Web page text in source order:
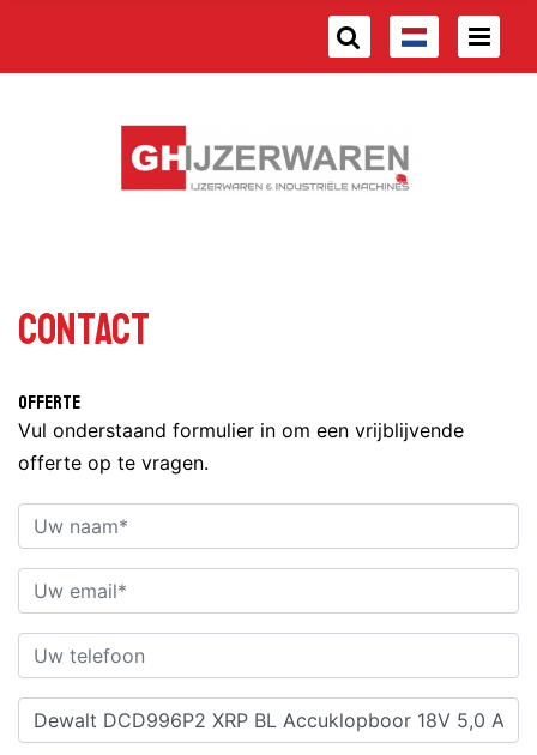
Contact
Offerte
Vul onderstaand formulier in om een vrijblijvende
offerte op te vragen.